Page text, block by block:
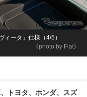
《photo by Fiat》
ィータ」仕様（4/5）
トヨタ、ホンダ、スズ